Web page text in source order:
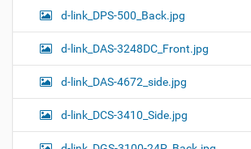
d-link_DPS-500_Back.jpg
d-link_DAS-3248DC_Front.jpg
d-link_DAS-4672_side.jpg
d-link_DCS-3410_Side.jpg